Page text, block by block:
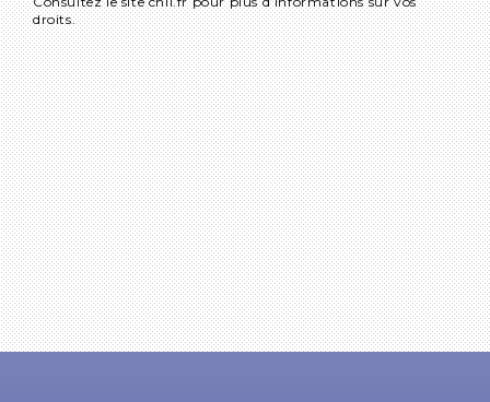
droits.